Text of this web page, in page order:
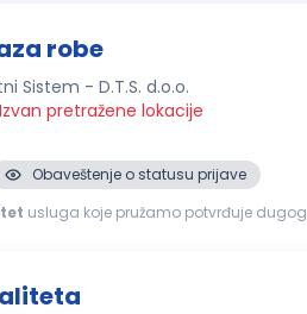
robe
Sistem - D.T.S. d.o.o.
Izvan pretražene lokacije
Obaveštenje o statusu prijave
usluga koje pružamo potvrđuje